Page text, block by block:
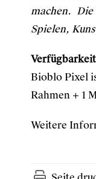
machen.
Spielen,
Verfügbarkeit
Bioblo Pixel
Rahmen + 1
Weitere